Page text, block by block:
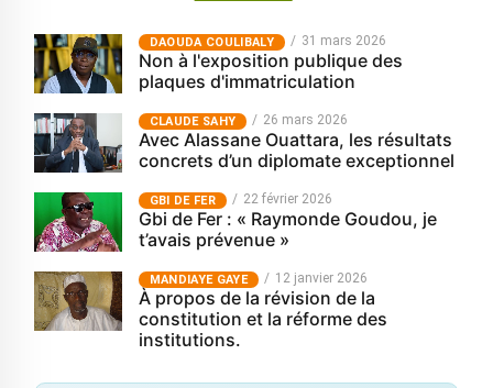
‎DAOUDA COULIBALY 31 mars 2026
Non à l'exposition publique des
plaques d'immatriculation
CLAUDE SAHY 26 mars 2026
Avec Alassane Ouattara, les résultats
concrets d’un diplomate exceptionnel
GBI DE FER 22 février 2026
Gbi de Fer : « Raymonde Goudou, je
t’avais prévenue »
MANDIAYE GAYE 12 janvier 2026
À propos de la révision de la
constitution et la réforme des
institutions.